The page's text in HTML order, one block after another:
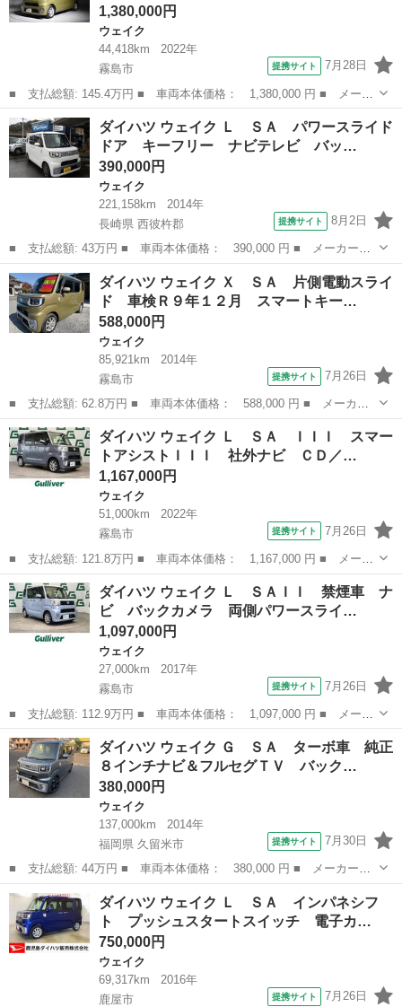
1,380,000円
ウェイク
44,418km
2022年
霧島市
提携サイト 7月28日
■ 支払総額: 145.4万円 ■ 車両本体価格： 1,380,000 円 ■ メーカ
ー名： ダイハツ ■ 車種名： ウェイク ■ グレード名： Ｌ Ｓ
ＡＩＩＩ ＡＵＸ サイドエアバック エコアイドル レンタアッ
プ ＥＴＣ...
鹿児島 霧島市 ウェイク
ダイハツ ウェイク Ｌ ＳＡ パワースライド
ドア キーフリー ナビテレビ バッ…
390,000円
ウェイク
221,158km
2014年
長崎県 西彼杵郡
提携サイト 8月2日
■ 支払総額: 43万円 ■ 車両本体価格： 390,000 円 ■ メーカー
名： ダイハツ ■ 車種名： ウェイク ■ グレード名： Ｌ Ｓ
Ａ パワースライドドア キーフリー ナビテレビ バックカメラ
ＥＴＣ プッシュス...
長崎 西彼杵郡 ウェイク
ダイハツ ウェイク Ｘ ＳＡ 片側電動スライ
ド 車検Ｒ９年１２月 スマートキー…
588,000円
ウェイク
85,921km
2014年
霧島市
提携サイト 7月26日
■ 支払総額: 62.8万円 ■ 車両本体価格： 588,000 円 ■ メーカー
名： ダイハツ ■ 車種名： ウェイク ■ グレード名： Ｘ Ｓ
Ａ 片側電動スライド 車検Ｒ９年１２月 スマートキー ＥＴＣ
禁煙車 アイド...
鹿児島 霧島市 ウェイク
ダイハツ ウェイク Ｌ ＳＡ ＩＩＩ スマー
トアシストＩＩＩ 社外ナビ ＣＤ／…
1,167,000円
ウェイク
51,000km
2022年
霧島市
提携サイト 7月26日
■ 支払総額: 121.8万円 ■ 車両本体価格： 1,167,000 円 ■ メーカ
ー名： ダイハツ ■ 車種名： ウェイク ■ グレード名： Ｌ Ｓ
Ａ ＩＩＩ スマートアシストＩＩＩ 社外ナビ ＣＤ／ＤＶＤ Ｂ
カメラ ...
鹿児島 霧島市 ウェイク
ダイハツ ウェイク Ｌ ＳＡＩＩ 禁煙車 ナ
ビ バックカメラ 両側パワースライ…
1,097,000円
ウェイク
27,000km
2017年
霧島市
提携サイト 7月26日
■ 支払総額: 112.9万円 ■ 車両本体価格： 1,097,000 円 ■ メーカ
ー名： ダイハツ ■ 車種名： ウェイク ■ グレード名： Ｌ Ｓ
ＡＩＩ 禁煙車 ナビ バックカメラ 両側パワースライドドア 衝
突軽減 ...
鹿児島 霧島市 ウェイク
ダイハツ ウェイク Ｇ ＳＡ ターボ車 純正
８インチナビ＆フルセグＴＶ バック…
380,000円
ウェイク
137,000km
2014年
福岡県 久留米市
提携サイト 7月30日
■ 支払総額: 44万円 ■ 車両本体価格： 380,000 円 ■ メーカー
名： ダイハツ ■ 車種名： ウェイク ■ グレード名： Ｇ Ｓ
Ａ ターボ車 純正８インチナビ＆フルセグＴＶ バックカメラ Ｌ
ＥＤヘッドライト ...
福岡 久留米市 ウェイク
ダイハツ ウェイク Ｌ ＳＡ インパネシフ
ト プッシュスタートスイッチ 電子カ…
750,000円
ウェイク
69,317km
2016年
鹿屋市
提携サイト 7月26日